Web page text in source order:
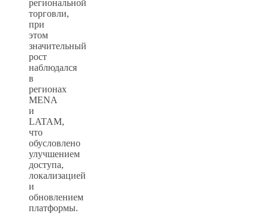
региональной
торговли,
при
этом
значительный
рост
наблюдался
в
регионах
MENA
и
LATAM,
что
обусловлено
улучшением
доступа,
локализацией
и
обновлением
платформы.